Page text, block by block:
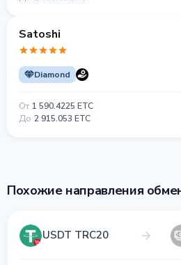
Satoshi
Diamond
От 1 590.4225 ETC
До 2 915.053 ETC
Похожие направления
USDT TRC20